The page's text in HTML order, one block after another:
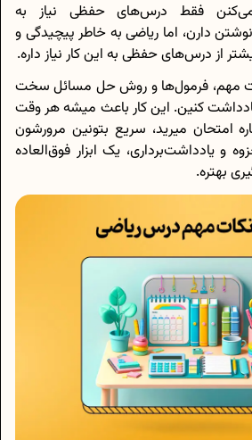
فقط درس‌های حفظی نیاز به
دارن، اما ریاضی به خاطر پیچیدگی و
از درس‌های حفظی به این کار نیاز داره.
مهم، فرمول‌ها و روش حل مسائل سخت
کنین. این کار باعث میشه هر وقت
امتحان میرید، سریع بتونین مرورشون
و یادداشت‌برداری، یک ابزار فوق‌العاده
بهتره.